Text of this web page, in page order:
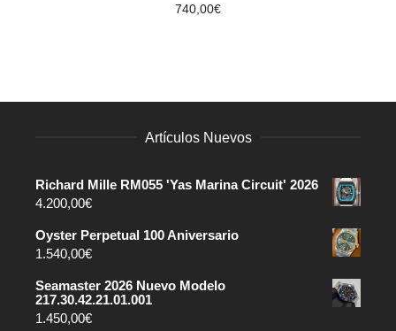
740,00€
Artículos Nuevos
Richard Mille RM055 'Yas Marina Circuit' 2026
4.200,00€
Oyster Perpetual 100 Aniversario
1.540,00€
Seamaster 2026 Nuevo Modelo
217.30.42.21.01.001
1.450,00€